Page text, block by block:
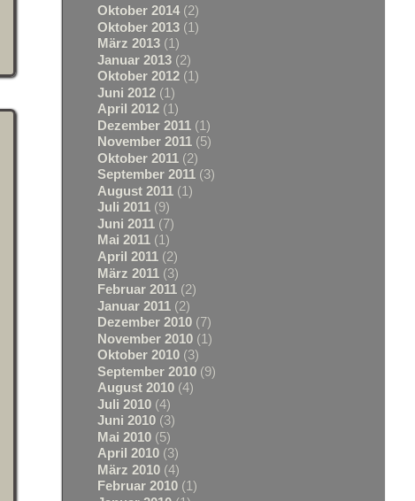
Oktober 2014 (2)
Oktober 2013 (1)
März 2013 (1)
Januar 2013 (2)
Oktober 2012 (1)
Juni 2012 (1)
April 2012 (1)
Dezember 2011 (1)
November 2011 (5)
Oktober 2011 (2)
September 2011 (3)
August 2011 (1)
Juli 2011 (9)
Juni 2011 (7)
Mai 2011 (1)
April 2011 (2)
März 2011 (3)
Februar 2011 (2)
Januar 2011 (2)
Dezember 2010 (7)
November 2010 (1)
Oktober 2010 (3)
September 2010 (9)
August 2010 (4)
Juli 2010 (4)
Juni 2010 (3)
Mai 2010 (5)
April 2010 (3)
März 2010 (4)
Februar 2010 (1)